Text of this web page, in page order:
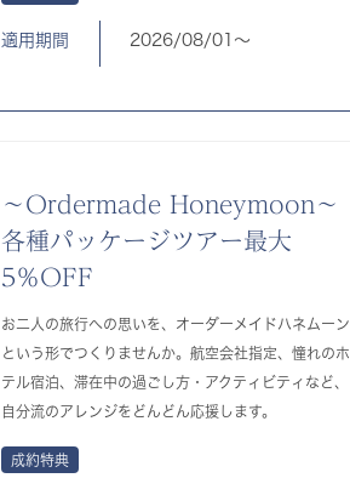
適用期間 2026/08/01〜
～Ordermade Honeymoon～
各種パッケージツアー最大
5％OFF
お二人の旅行への思いを、オーダーメイドハネムーン
という形でつくりませんか。航空会社指定、憧れのホ
テル宿泊、滞在中の過ごし方・アクティビティなど、
自分流のアレンジをどんどん応援します。
成約特典